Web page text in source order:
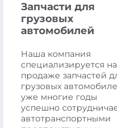
Запчасти для
грузовых
автомобилей
Наша компания
специализируется на
продаже запчастей
грузовых
уже многие годы
успешно
автотранспортными